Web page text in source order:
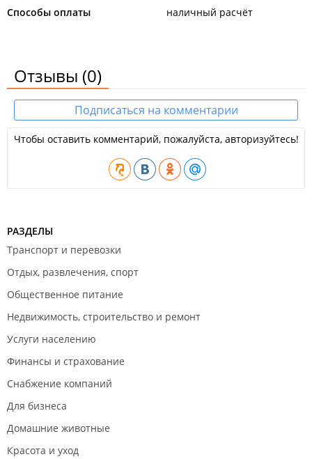
Способы оплаты наличный расчёт
Отзывы (0)
Подписаться на комментарии
Чтобы оставить комментарий, пожалуйста, авторизуйтесь!
РАЗДЕЛЫ
Транспорт и перевозки
Отдых, развлечения, спорт
Общественное питание
Недвижимость, строительство и ремонт
Услуги населению
Финансы и страхование
Снабжение компаний
Для бизнеса
Домашние животные
Красота и уход